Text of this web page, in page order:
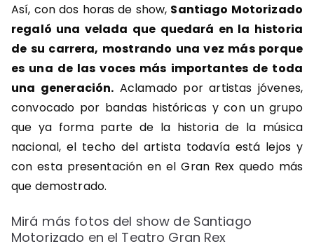
Así, con dos horas de show, Santiago Motorizado
regaló una velada que quedará en la historia
de su carrera, mostrando una vez más porque
es una de las voces más importantes de toda
una generación. Aclamado por artistas jóvenes,
convocado por bandas históricas y con un grupo
que ya forma parte de la historia de la música
nacional, el techo del artista todavía está lejos y
con esta presentación en el Gran Rex quedo más
que demostrado.
Mirá más fotos del show de Santiago
Motorizado en el Teatro Gran Rex